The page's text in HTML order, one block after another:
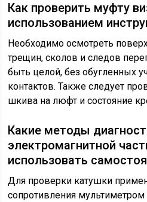
Как проверить муфту
использованием
Необходимо осмотреть
трещин, сколов и следов
быть целой, без обугленных
контактов. Также следует
шкива на люфт и состояние
Какие методы
электромагнитной
использовать
Для проверки катушки
сопротивления